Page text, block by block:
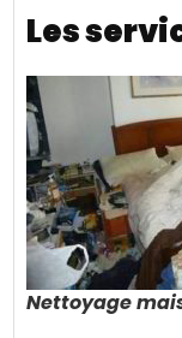
Les
Nettoyage